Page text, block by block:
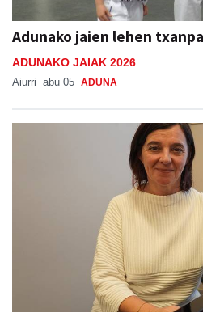
Adunako jaien lehen
ADUNAKO JAIAK 2026
Aiurri abu 05 ADUNA